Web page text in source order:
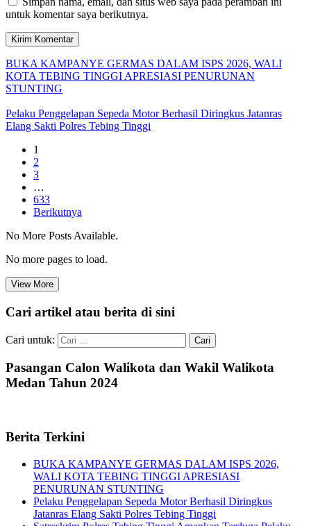
untuk komentar saya berikutnya.
BUKA KAMPANYE GERMAS DALAM ISPS 2026, WALI
KOTA TEBING TINGGI APRESIASI PENURUNAN
STUNTING
Pelaku Penggelapan Sepeda Motor Berhasil Diringkus Jatanras
Elang Sakti Polres Tebing Tinggi
1
2
3
…
633
Berikutnya
No More Posts Available.
No more pages to load.
View More
Cari artikel atau berita di sini
Cari untuk:
Pasangan Calon Walikota dan Wakil Walikota
Medan Tahun 2024
Berita Terkini
BUKA KAMPANYE GERMAS DALAM ISPS 2026,
WALI KOTA TEBING TINGGI APRESIASI
PENURUNAN STUNTING
Pelaku Penggelapan Sepeda Motor Berhasil Diringkus
Jatanras Elang Sakti Polres Tebing Tinggi